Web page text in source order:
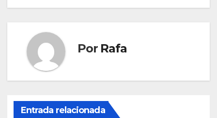
Por Rafa
Entrada relacionada